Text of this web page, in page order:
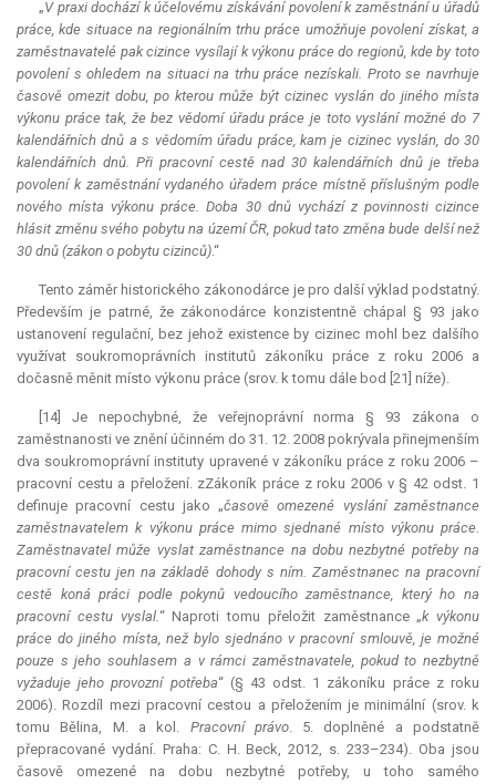
„V praxi dochází k účelovému získávání povolení k zaměstnání u úřadů
práce, kde situace na regionálním trhu práce umožňuje povolení získat, a
zaměstnavatelé pak cizince vysílají k výkonu práce do regionů, kde by toto
povolení s ohledem na situaci na trhu práce nezískali. Proto se navrhuje
časově omezit dobu, po kterou může být cizinec vyslán do jiného místa
výkonu práce tak, že bez vědomí úřadu práce je toto vyslání možné do 7
kalendářních dnů a s vědomím úřadu práce, kam je cizinec vyslán, do 30
kalendářních dnů. Při pracovní cestě nad 30 kalendářních dnů je třeba
povolení k zaměstnání vydaného úřadem práce místně příslušným podle
nového místa výkonu práce. Doba 30 dnů vychází z povinnosti cizince
hlásit změnu svého pobytu na území ČR, pokud tato změna bude delší než
30 dnů (zákon o pobytu cizinců).“
Tento záměr historického zákonodárce je pro další výklad podstatný.
Především je patrné, že zákonodárce konzistentně chápal § 93 jako
ustanovení regulační, bez jehož existence by cizinec mohl bez dalšího
využívat soukromoprávních institutů zákoníku práce z roku 2006 a
dočasně měnit místo výkonu práce (srov. k tomu dále bod [21] níže).
[14] Je nepochybné, že veřejnoprávní norma § 93 zákona o
zaměstnanosti ve znění účinném do 31. 12. 2008 pokrývala přinejmenším
dva soukromoprávní instituty upravené v zákoníku práce z roku 2006 –
pracovní cestu a přeložení. zZákoník práce z roku 2006 v § 42 odst. 1
definuje pracovní cestu jako „časově omezené vyslání zaměstnance
zaměstnavatelem k výkonu práce mimo sjednané místo výkonu práce.
Zaměstnavatel může vyslat zaměstnance na dobu nezbytné potřeby na
pracovní cestu jen na základě dohody s ním. Zaměstnanec na pracovní
cestě koná práci podle pokynů vedoucího zaměstnance, který ho na
pracovní cestu vyslal.“ Naproti tomu přeložit zaměstnance „k výkonu
práce do jiného místa, než bylo sjednáno v pracovní smlouvě, je možné
pouze s jeho souhlasem a v rámci zaměstnavatele, pokud to nezbytně
vyžaduje jeho provozní potřeba“ (§ 43 odst. 1 zákoníku práce z roku
2006). Rozdíl mezi pracovní cestou a přeložením je minimální (srov. k
tomu Bělina, M. a kol. Pracovní právo. 5. doplněné a podstatně
přepracované vydání. Praha: C. H. Beck, 2012, s. 233–234). Oba jsou
časově omezené na dobu nezbytné potřeby, u toho samého